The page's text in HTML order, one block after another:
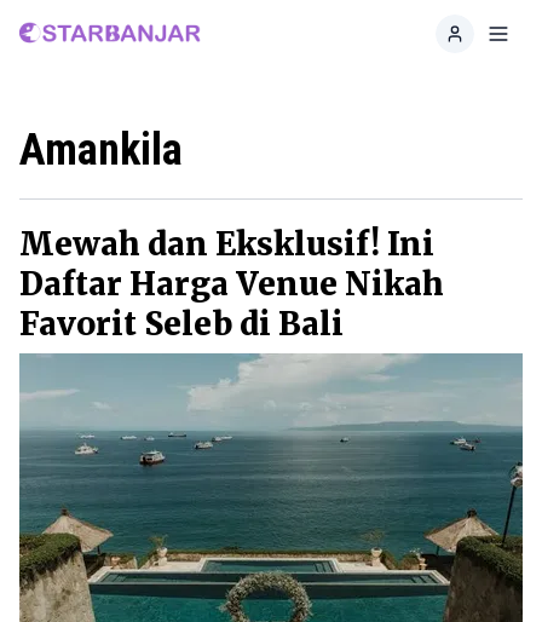
Home
Amankila
Mewah dan Eksklusif! Ini
Daftar Harga Venue Nikah
Favorit Seleb di Bali